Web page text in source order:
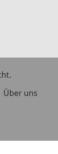
Über uns